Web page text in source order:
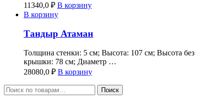
11340,0 ₽ В корзину
В корзину
Тандыр Атаман
Толщина стенки: 5 см; Высота: 107 см; Высота без
крышки: 78 см; Диаметр …
28080,0 ₽ В корзину
Искать:
Поиск